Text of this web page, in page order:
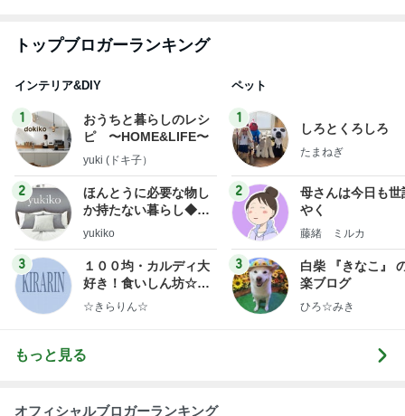
トップブロガーランキング
インテリア&DIY
1
おうちと暮らしのレシ
ピ 〜HOME&LIFE〜
yuki (ドキ子）
2
ほんとうに必要な物し
か持たない暮らし◆Ke
ep Life Simple◆〜イ
yukiko
3
１００均・カルディ大
好き！食いしん坊☆き
らりん☆のブログ
☆きらりん☆
ペット
1
しろとくろしろ
たまねぎ
2
母さんは今日も世
やく
藤緒 ミルカ
3
白柴 『きなこ』
楽ブログ
ひろ☆みき
もっと見る
オフィシャルブロガーランキング